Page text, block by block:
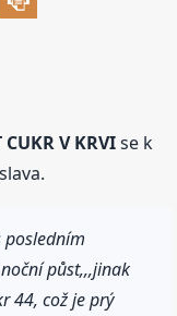
CUKR V KRVIse k
posledním
půst,,,jinak
44, což je prý